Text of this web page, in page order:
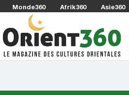
Monde360 Afrik360 Asie360